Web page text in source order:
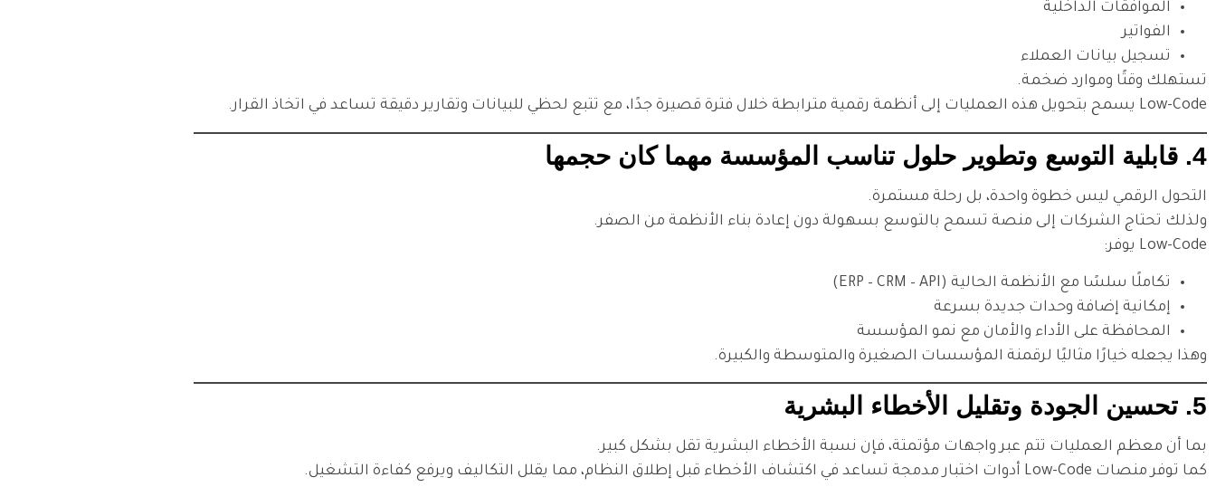
الموافقات الداخلية
الفواتير
تسجيل بيانات العملاء
تستهلك وقتًا وموارد ضخمة.
Low-Code يسمح بتحويل هذه العمليات إلى أنظمة رقمية مترابطة خلال فترة قصيرة جدًا، مع تتبع لحظي للبيانات وتقارير دقيقة تساعد في اتخاذ القرار.
4. قابلية التوسع وتطوير حلول تناسب المؤسسة مهما كان حجمها
التحول الرقمي ليس خطوة واحدة، بل رحلة مستمرة.
ولذلك تحتاج الشركات إلى منصة تسمح بالتوسع بسهولة دون إعادة بناء الأنظمة من الصفر.
Low-Code يوفر:
تكاملًا سلسًا مع الأنظمة الحالية (ERP – CRM – API)
إمكانية إضافة وحدات جديدة بسرعة
المحافظة على الأداء والأمان مع نمو المؤسسة
وهذا يجعله خيارًا مثاليًا لرقمنة المؤسسات الصغيرة والمتوسطة والكبيرة.
5. تحسين الجودة وتقليل الأخطاء البشرية
بما أن معظم العمليات تتم عبر واجهات مؤتمتة، فإن نسبة الأخطاء البشرية تقل بشكل كبير.
كما توفر منصات Low-Code أدوات اختبار مدمجة تساعد في اكتشاف الأخطاء قبل إطلاق النظام، مما يقلل التكاليف ويرفع كفاءة التشغيل.